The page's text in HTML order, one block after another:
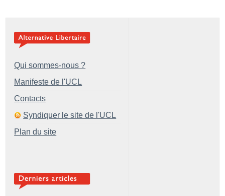
Qui sommes-nous ?
Manifeste de l'UCL
Contacts
Syndiquer le site de l'UCL
Plan du site